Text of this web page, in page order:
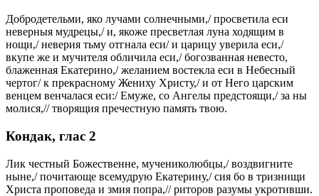
Добродетельми, яко лучами солнечными,/ просветила еси
неверныя мудрецы,/ и, якоже пресветлая луна ходящим в
нощи,/ неверия тьму отгнала еси/ и царицу уверила еси,/
вкупе же и мучителя обличила еси,/ богозванная невесто,
блаженная Екатерино,/ желанием востекла еси в Небесный
чертог/ к прекрасному Жениху Христу,/ и от Него царским
венцем венчалася еси:/ Емуже, со Ангелы предстоящи,/ за ны
молися,// творящия пречестную память твою.
Кондак, глас 2
Лик честный Божественне, мучениколюбцы,/ воздвигните
ныне,/ почитающе всемудрую Екатерину,/ сия бо в тризнищи
Христа проповеда и змия попра,// риторов разумы укротивши.